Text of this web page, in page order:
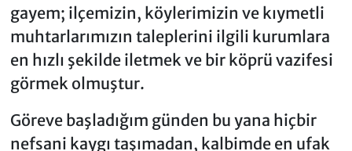
gayem; ilçemizin, köylerimizin ve kıymetli
muhtarlarımızın taleplerini ilgili kurumlara
en hızlı şekilde iletmek ve bir köprü vazifesi
görmek olmuştur.
Göreve başladığım günden bu yana hiçbir
nefsani kaygı taşımadan, kalbimde en ufak